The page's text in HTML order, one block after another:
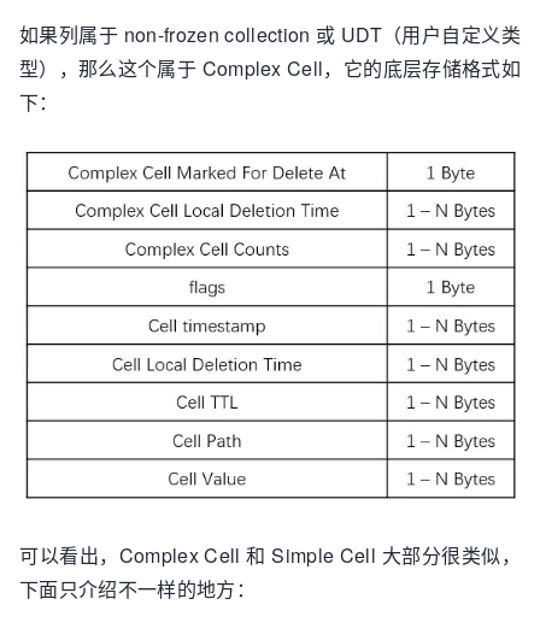
如果列属于 non-frozen collection 或 UDT（用户自定义类
型），那么这个属于 Complex Cell，它的底层存储格式如
下：
可以看出，Complex Cell 和 Simple Cell 大部分很类似，
下面只介绍不一样的地方：